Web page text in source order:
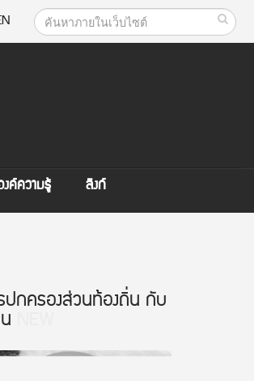
ค์ความรู้ ลิงก์
ปกครองส่วนท้องถิ่น กับ